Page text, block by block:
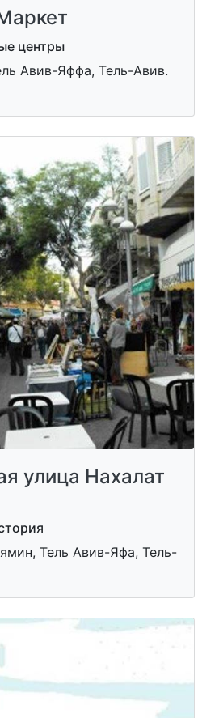
центры
Авив-Яффа, Тель-Авив.
улица Нахалат
Тель Авив-Яфа, Тель-